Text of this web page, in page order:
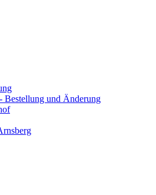
Bestellung und Änderung